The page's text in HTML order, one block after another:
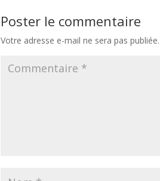
Poster le commentaire
Votre adresse e-mail ne sera pas publiée.